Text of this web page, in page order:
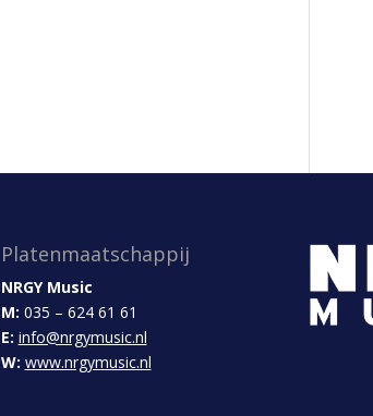
Platenmaatschappij
NRGY Music
M: 035 – 624 61 61
E: info@nrgymusic.nl
W: www.nrgymusic.nl